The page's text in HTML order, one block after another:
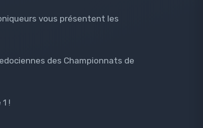
vous présentent les
des Championnats de
!